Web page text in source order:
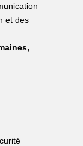
et des